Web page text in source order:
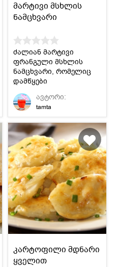
მარტივი მსხლის
ნამცხვარი
ძალიან მარტივი
ფრანგული მსხლის
ნამცხვარი, რომელიც
დამწყები
დიასახლისებისთვისაც
კი მარტივი
მოსამზადებელია.
ავტორი:
tamta
კარტოფილი მდნარი
ყველით